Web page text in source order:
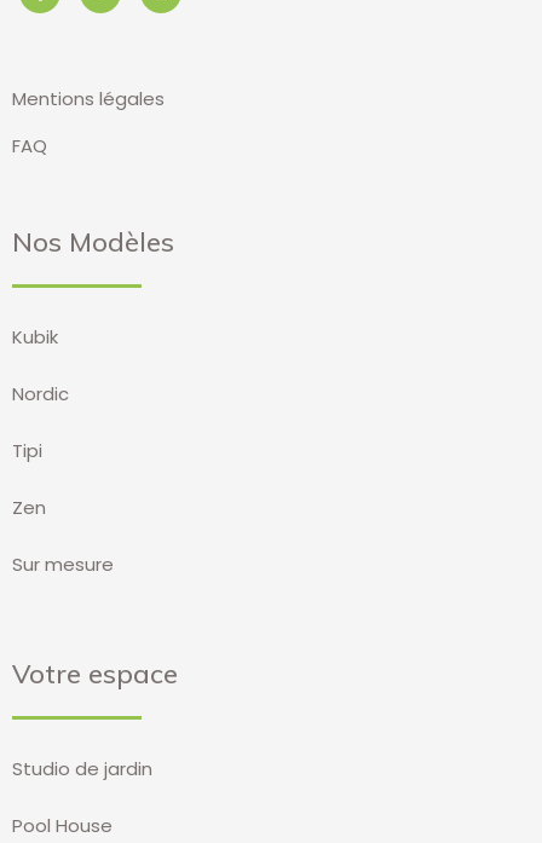
Mentions légales
FAQ
Nos Modèles
Kubik
Nordic
Tipi
Zen
Sur mesure
Votre espace
Studio de jardin
Pool House